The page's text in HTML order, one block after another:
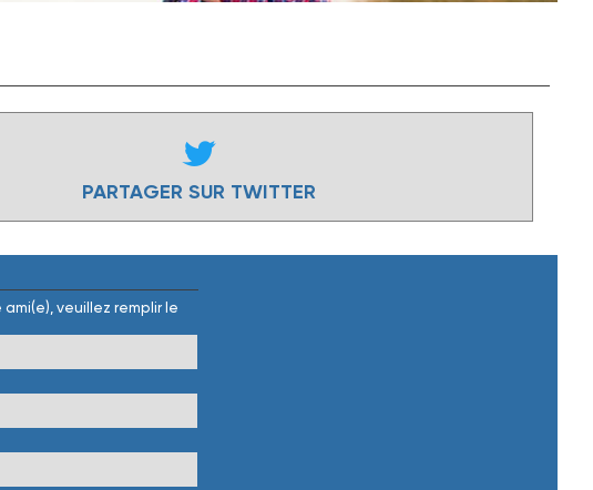
PARTAGER SUR TWITTER
veuillez remplir le